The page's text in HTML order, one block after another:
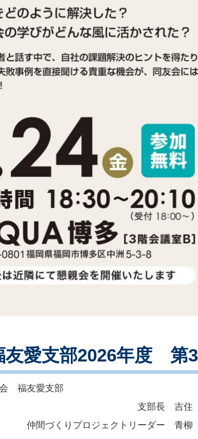
愛支部2026年度 第
福友愛支部
吉住 征
ジェクトリーダー 青柳